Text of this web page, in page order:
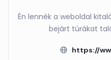
Én lennék a weboldal
bejárt túrákat
https://